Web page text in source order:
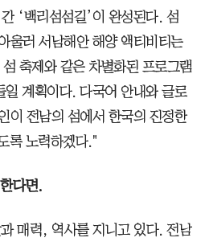
‘백리섬섬길’이 완성된다. 섬
울러 서남해안 해양 액티비티는
축제와 같은 차별화된 프로그램
일 계획이다. 다국어 안내와 글로
이 전남의 섬에서 한국의 진정한
록 노력하겠다."
다면.
매력, 역사를 지니고 있다. 전남